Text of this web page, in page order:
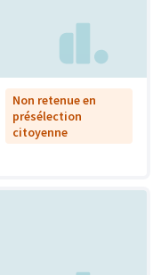
Non retenue en
présélection
citoyenne